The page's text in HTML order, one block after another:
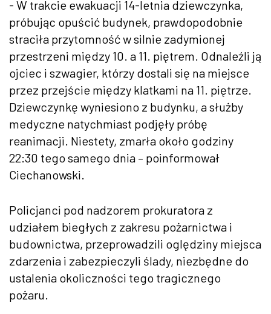
- W trakcie ewakuacji 14-letnia dziewczynka,
próbując opuścić budynek, prawdopodobnie
straciła przytomność w silnie zadymionej
przestrzeni między 10. a 11. piętrem. Odnaleźli ją
ojciec i szwagier, którzy dostali się na miejsce
przez przejście między klatkami na 11. piętrze.
Dziewczynkę wyniesiono z budynku, a służby
medyczne natychmiast podjęły próbę
reanimacji. Niestety, zmarła około godziny
22:30 tego samego dnia – poinformował
Ciechanowski.
Policjanci pod nadzorem prokuratora z
udziałem biegłych z zakresu pożarnictwa i
budownictwa, przeprowadzili oględziny miejsca
zdarzenia i zabezpieczyli ślady, niezbędne do
ustalenia okoliczności tego tragicznego
pożaru.